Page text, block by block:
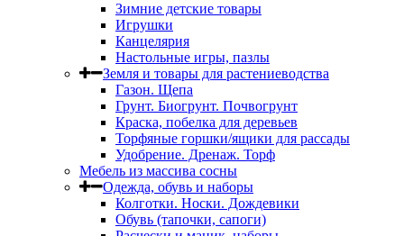
Зимние детские товары
Игрушки
Канцелярия
Настольные игры, пазлы
Земля и товары для растениеводства
Газон. Щепа
Грунт. Биогрунт. Почвогрунт
Краска, побелка для деревьев
Торфяные горшки/ящики для рассады
Удобрение. Дренаж. Торф
Мебель из массива сосны
Одежда, обувь и наборы
Колготки. Носки. Дождевики
Обувь (тапочки, сапоги)